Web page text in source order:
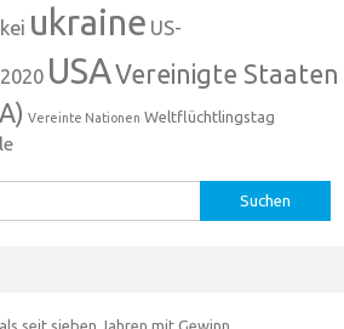
ukraine US-
USAVereinigte Staaten
Vereinte Nationen Weltflüchtlingstag
seit sieben Jahren mit Gewinn